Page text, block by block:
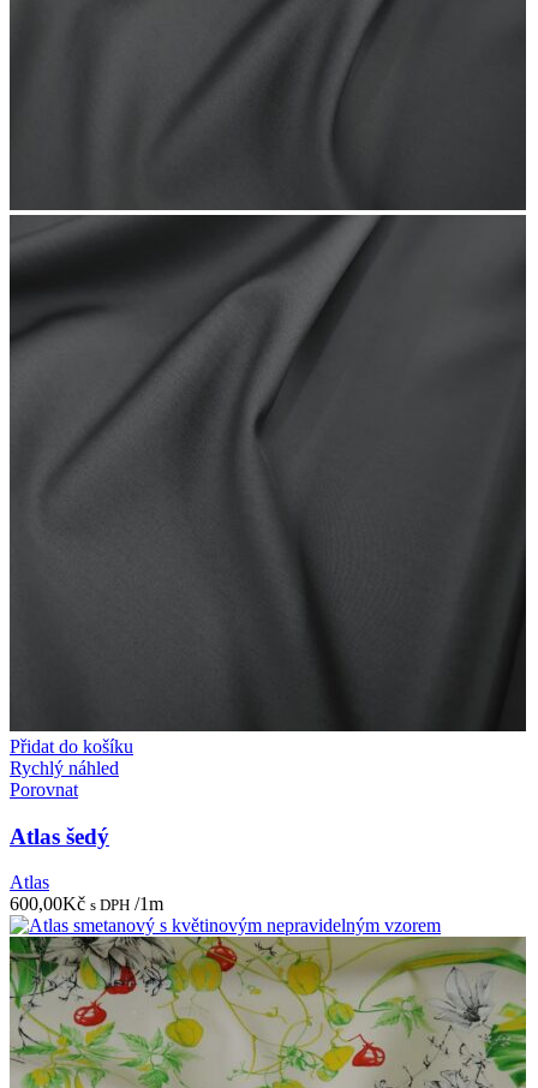
Přidat do košíku
Rychlý náhled
Porovnat
Atlas šedý
Atlas
600,00Kč s DPH /1m